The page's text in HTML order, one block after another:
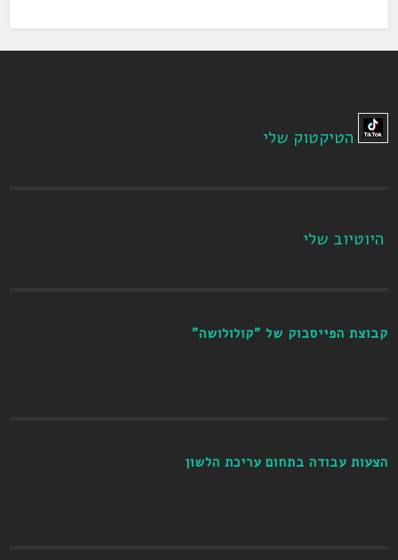
הטיקטוק שלי
היוטיוב שלי
קבוצת הפייסבוק של "קולולושה"
הצעות עבודה בתחום עריכת הלשון